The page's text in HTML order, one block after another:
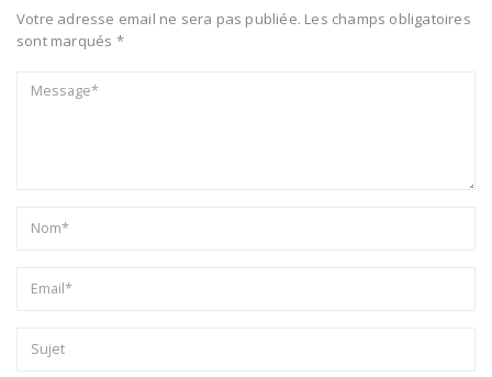
Votre adresse email ne sera pas publiée. Les champs obligatoires
sont marqués *